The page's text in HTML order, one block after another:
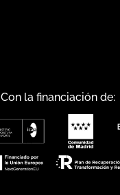
Con la financiación de: